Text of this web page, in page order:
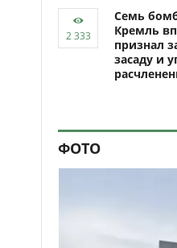
Семь
Кремль
признал
засаду и
ФОТО